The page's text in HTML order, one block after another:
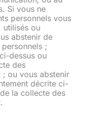
Si vous ne
personnels vous
utilisés ou
abstenir de
;
dessus ou
des
; ou vous abstenir
décrite ci-
la collecte des